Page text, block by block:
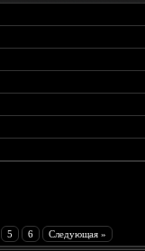
5 6 Следующая »